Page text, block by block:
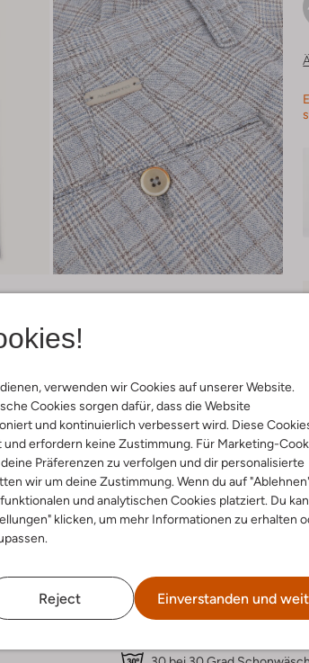
verwenden wir Cookies auf unserer Website.
Cookies sorgen dafür, dass die Website
und kontinuierlich verbessert wird. Diese
erfordern keine Zustimmung. Für Marketing-
Präferenzen zu verfolgen und dir personalisierte
wir um deine Zustimmung. Wenn du auf
und analytischen Cookies platziert. Du
klicken, um mehr Informationen zu erhalten
Reject Einverstanden und
& Rückgabe
&
Waschanleitung